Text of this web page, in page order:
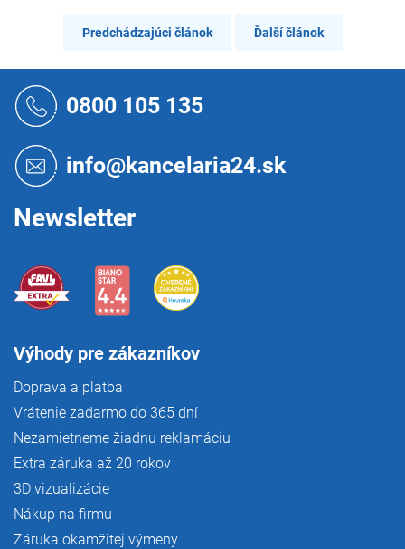
Predchádzajúci článok Ďalší článok
0800 105 135
info@kancelaria24.sk
Newsletter
Výhody pre zákazníkov
Doprava a platba
Vrátenie zadarmo do 365 dní
Nezamietneme žiadnu reklamáciu
Extra záruka až 20 rokov
3D vizualizácie
Nákup na firmu
Záruka okamžitej výmeny